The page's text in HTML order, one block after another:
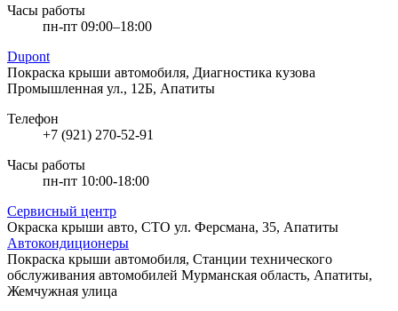
Часы работы
пн-пт 09:00–18:00
Dupont
Покраска крыши автомобиля, Диагностика кузова
Промышленная ул., 12Б, Апатиты
Телефон
+7 (921) 270-52-91
Часы работы
пн-пт 10:00-18:00
Сервисный центр
Окраска крыши авто, СТО ул. Ферсмана, 35, Апатиты
Автокондиционеры
Покраска крыши автомобиля, Станции технического
обслуживания автомобилей Мурманская область, Апатиты,
Жемчужная улица